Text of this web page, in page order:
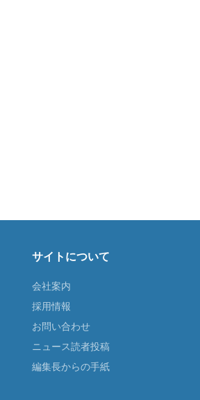
サイトについて
会社案内
採用情報
お問い合わせ
ニュース読者投稿
編集長からの手紙